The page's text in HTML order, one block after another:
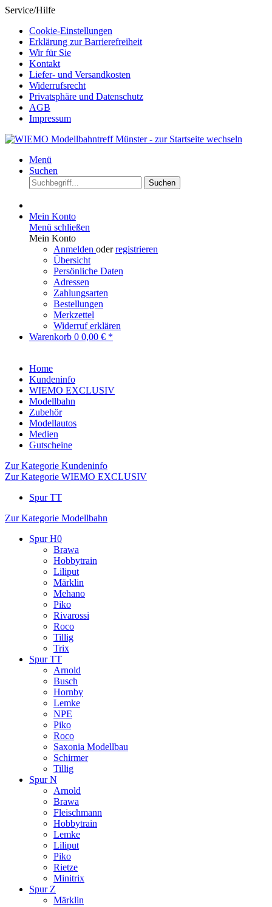
Service/Hilfe
Cookie-Einstellungen
Erklärung zur Barrierefreiheit
Wir für Sie
Kontakt
Liefer- und Versandkosten
Widerrufsrecht
Privatsphäre und Datenschutz
AGB
Impressum
Menü
Suchen
Suchen
Mein Konto
Menü schließen
Mein Konto
Anmelden oderregistrieren
Übersicht
Persönliche Daten
Adressen
Zahlungsarten
Bestellungen
Merkzettel
Widerruf erklären
Warenkorb 0 0,00 € *
Home
Kundeninfo
WIEMO EXCLUSIV
Modellbahn
Zubehör
Modellautos
Medien
Gutscheine
Zur Kategorie Kundeninfo
Zur Kategorie WIEMO EXCLUSIV
Spur TT
Zur Kategorie Modellbahn
Spur H0
Brawa
Hobbytrain
Liliput
Märklin
Mehano
Piko
Rivarossi
Roco
Tillig
Trix
Spur TT
Arnold
Busch
Hornby
Lemke
NPE
Piko
Roco
Saxonia Modellbau
Schirmer
Tillig
Spur N
Arnold
Brawa
Fleischmann
Hobbytrain
Lemke
Liliput
Piko
Rietze
Minitrix
Spur Z
Märklin